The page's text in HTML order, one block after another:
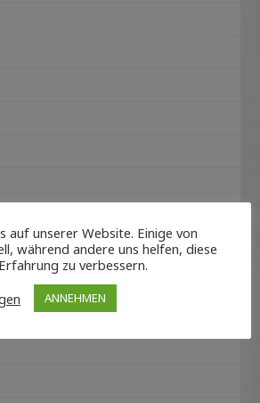
auf unserer Website. Einige von
während andere uns helfen, diese
zu verbessern.
ANNEHMEN